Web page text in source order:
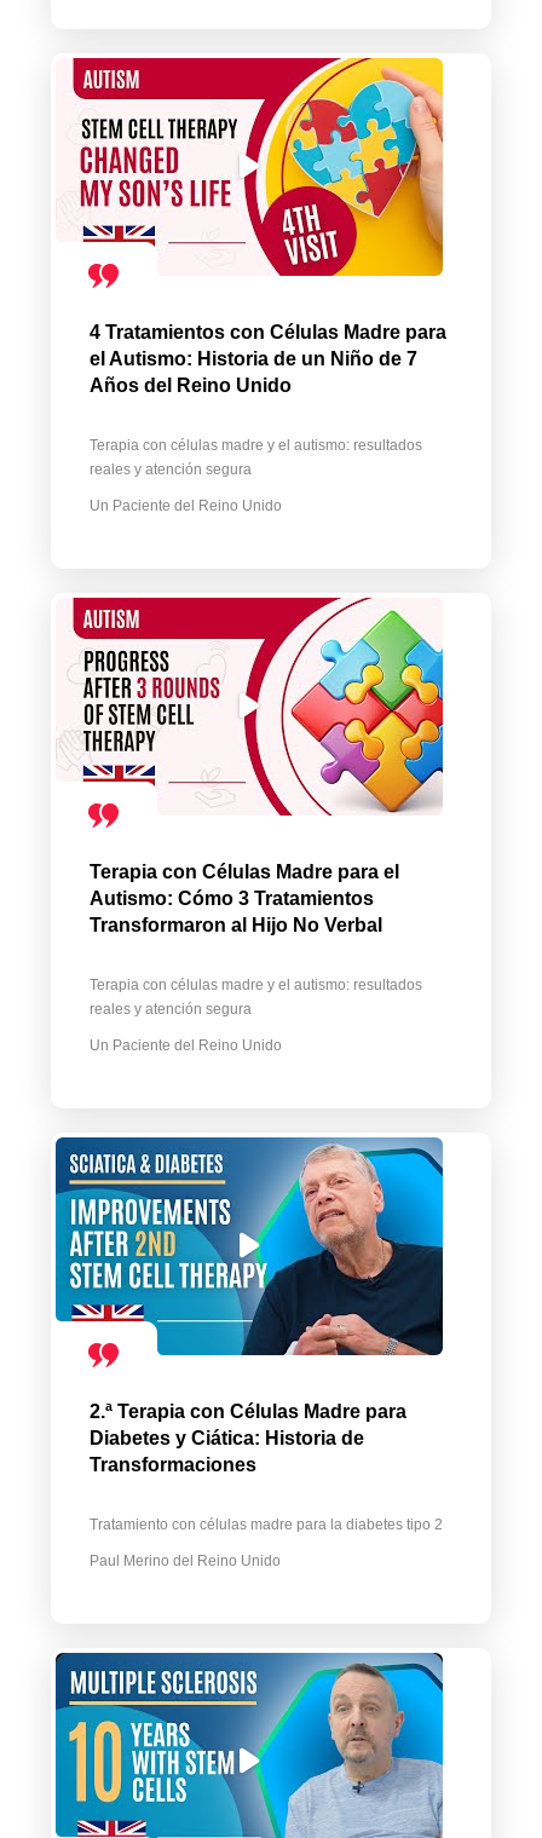
4 Tratamientos con Células Madre para
el Autismo: Historia de un Niño de 7
Años del Reino Unido
Terapia con células madre y el autismo: resultados
reales y atención segura
Un Paciente del Reino Unido
Terapia con Células Madre para el
Autismo: Cómo 3 Tratamientos
Transformaron al Hijo No Verbal
Terapia con células madre y el autismo: resultados
reales y atención segura
Un Paciente del Reino Unido
2.ª Terapia con Células Madre para
Diabetes y Ciática: Historia de
Transformaciones
Tratamiento con células madre para la diabetes tipo 2
Paul Merino del Reino Unido